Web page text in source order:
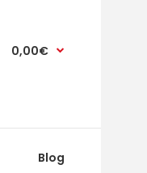
0,00€
Blog